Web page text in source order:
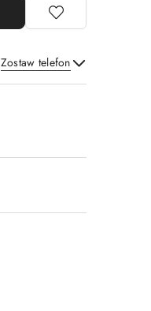
Zostaw telefon
Wyślij